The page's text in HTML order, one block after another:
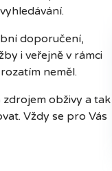
doporučení,
i veřejně v rámci
neměl.
obživy a tak
Vždy se pro Vás